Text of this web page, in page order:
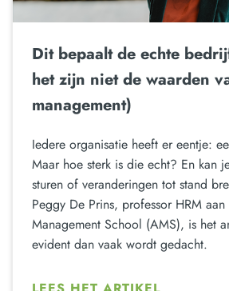
Dit bepaalt de echte
het zijn niet de waarden
management)
Iedere organisatie heeft er eentje:
Maar hoe sterk is die echt? En kan
sturen of veranderingen tot stand
Peggy De Prins, professor HRM
Management School (AMS), is het
evident dan vaak wordt gedacht.